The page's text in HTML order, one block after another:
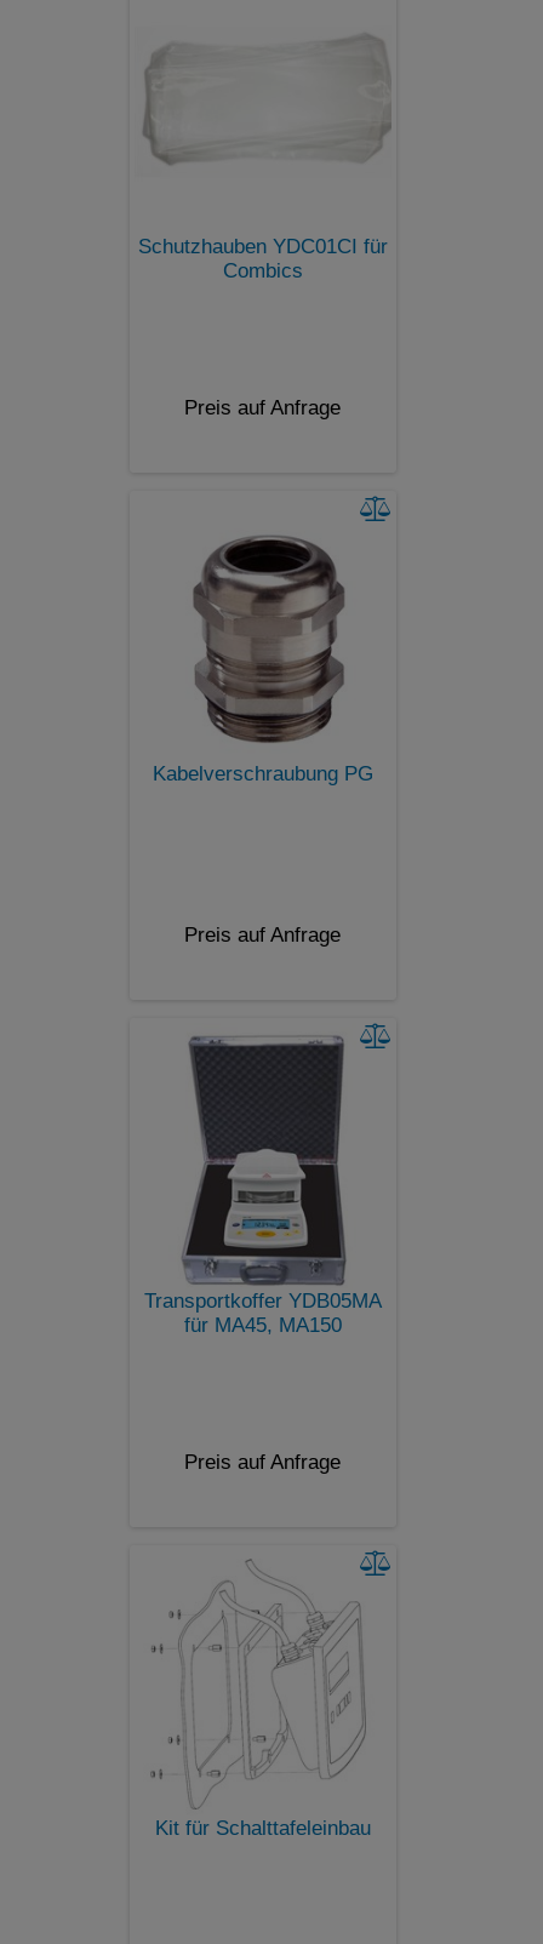
Schutzhauben YDC01CI für
Combics
Preis auf Anfrage
Kabelverschraubung PG
Preis auf Anfrage
Transportkoffer YDB05MA
für MA45, MA150
Preis auf Anfrage
Kit für Schalttafeleinbau